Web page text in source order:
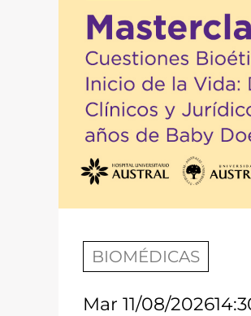
BIOMÉDICAS
Mar 11/08/2026